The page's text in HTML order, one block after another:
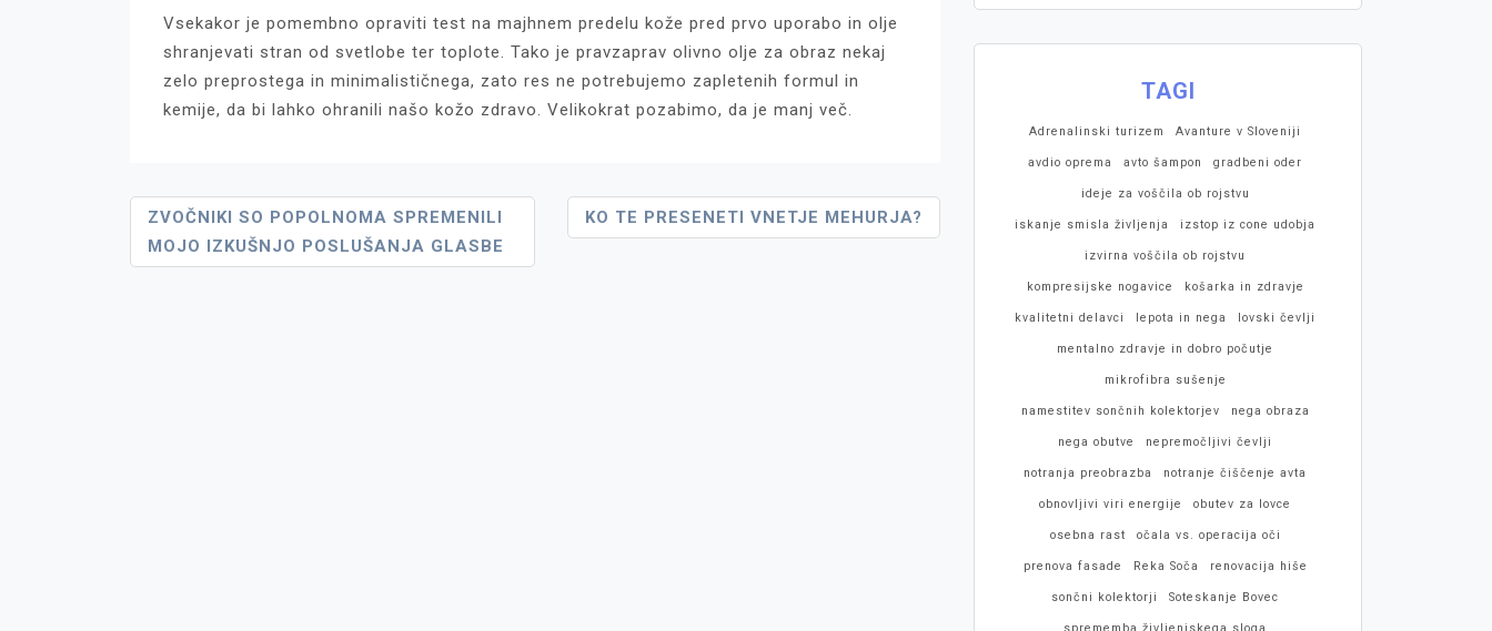
Vsekakor je pomembno opraviti test na majhnem predelu kože pred prvo uporabo in olje
shranjevati stran od svetlobe ter toplote. Tako je pravzaprav olivno olje za obraz nekaj
zelo preprostega in minimalističnega, zato res ne potrebujemo zapletenih formul in
kemije, da bi lahko ohranili našo kožo zdravo. Velikokrat pozabimo, da je manj več.
Navigacija
Prispevka
ZVOČNIKI SO POPOLNOMA SPREMENILI
MOJO IZKUŠNJO POSLUŠANJA GLASBE
KO TE PRESENETI VNETJE MEHURJA?
TAGI
Adrenalinski turizem Avanture v Sloveniji
avdio oprema avto šampon gradbeni oder
ideje za voščila ob rojstvu
iskanje smisla življenja izstop iz cone udobja
izvirna voščila ob rojstvu
kompresijske nogavice košarka in zdravje
kvalitetni delavci lepota in nega lovski čevlji
mentalno zdravje in dobro počutje
mikrofibra sušenje
namestitev sončnih kolektorjev nega obraza
nega obutve nepremočljivi čevlji
notranja preobrazba notranje čiščenje avta
obnovljivi viri energije obutev za lovce
osebna rast očala vs. operacija oči
prenova fasade Reka Soča renovacija hiše
sončni kolektorji Soteskanje Bovec